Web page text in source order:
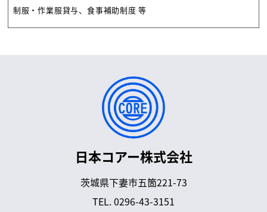
制服・作業服貸与、食事補助制度 等
日本コアー株式会社
茨城県下妻市五箇221-73
TEL.0296-43-3151